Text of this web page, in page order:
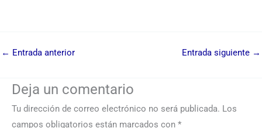
← Entrada anterior Entrada siguiente →
Deja un comentario
Tu dirección de correo electrónico no será publicada. Los
campos obligatorios están marcados con *